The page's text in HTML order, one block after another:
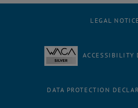
LEGAL NOTICE
ACCESSIBILITY
DATA PROTECTION